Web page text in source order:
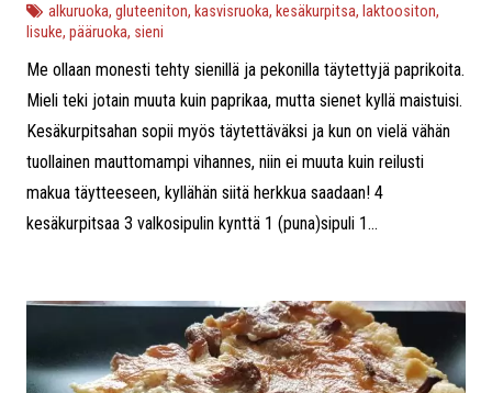
alkuruoka, gluteeniton, kasvisruoka, kesäkurpitsa, laktoositon,
lisuke, pääruoka, sieni
Me ollaan monesti tehty sienillä ja pekonilla täytettyjä paprikoita.
Mieli teki jotain muuta kuin paprikaa, mutta sienet kyllä maistuisi.
Kesäkurpitsahan sopii myös täytettäväksi ja kun on vielä vähän
tuollainen mauttomampi vihannes, niin ei muuta kuin reilusti
makua täytteeseen, kyllähän siitä herkkua saadaan! 4
kesäkurpitsaa 3 valkosipulin kynttä 1 (puna)sipuli 1...